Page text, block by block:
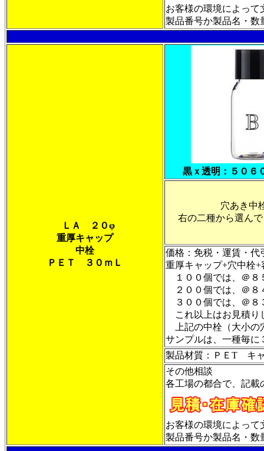
お客様の環境によって
製品番号か製品名・数
ＬＡ ２０φ
重厚キャップ
中栓
ＰＥＴ ３０ｍＬ
黒ｘ透明：５０６
穴あき中
右の二種から選ん
価格：免税・運賃・
重厚キャップ+穴中
１００個では、＠
２００個では、＠８
３００個では、
これ以上はお見積り
上記の中栓（大小
サンプルは、一種毎に
製品材質：ＰＥT キ
その他相談
各工場の都合で、記載
お客様の環境によって
製品番号か製品名・数